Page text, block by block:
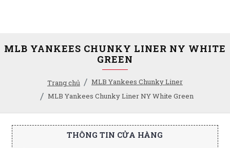
Trang chủ
MLB Yankees Chunky Liner
MLB Yankees Chunky Liner NY White Green
MLB YANKEES CHUNKY LINER NY WHITE
GREEN
THÔNG TIN CỬA HÀNG